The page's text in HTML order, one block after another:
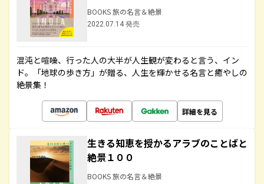
BOOKS 旅の名言＆絶景
2022.07.14 発売
混沌と喧噪、行った人の大半が人生観が変わると言う、イン
ド。「地球の歩き方」が贈る、人生を輝かせる名言と癒やしの
絶景集！
詳細を見る
生きる知恵を授かるアラブのことばと
絶景１００
BOOKS 旅の名言＆絶景